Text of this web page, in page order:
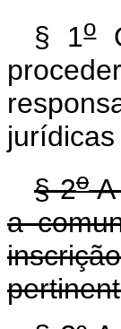
§ 1o
§ 2oA
a